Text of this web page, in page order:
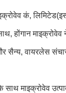
कं,
होंगान
और सैन्य, वायरलेस
माइक्रोवेव